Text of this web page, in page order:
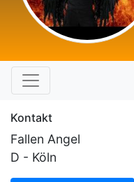
Kontakt
Fallen Angel
D - Köln